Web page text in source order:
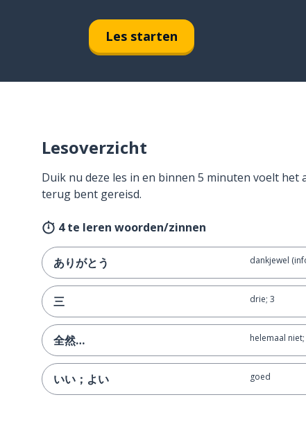
Les starten
Lesoverzicht
Duik nu deze les in en binnen 5 minuten voelt het
terug bent gereisd.
4 te leren woorden/zinnen
ありがとう dankjewel
三 drie; 3
全然… helemaal
いい；よい goed